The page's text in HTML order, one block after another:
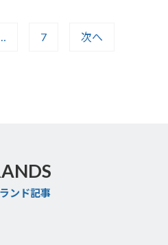
7 次へ
ンド記事